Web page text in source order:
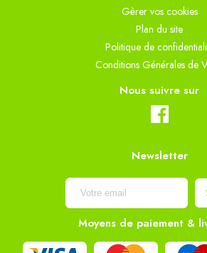
Gèrer vos cookies
Plan du site
Politique de
Conditions Générales de
Nous suivre sur
Newsletter
Moyens de paiement &